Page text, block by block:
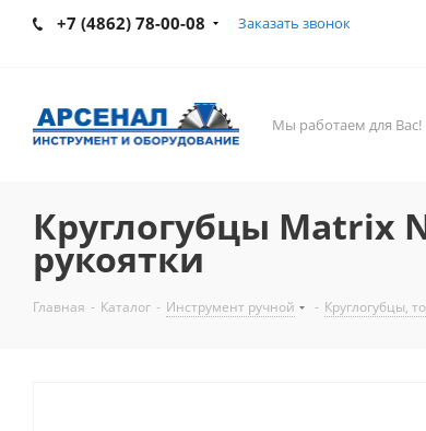
+7 (4862) 78-00-08 Заказать звонок
Мы работаем для Вас!
Круглогубцы Matrix
рукоятки
Главная - Каталог - Инструмент ручной - Круглогубцы,